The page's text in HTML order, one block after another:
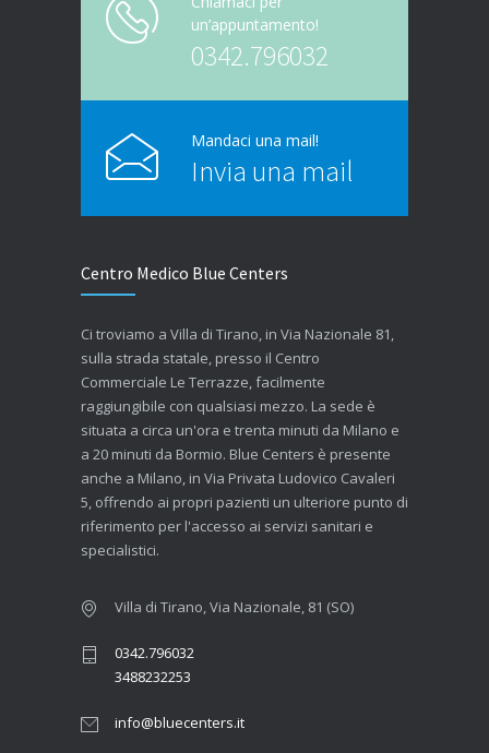
un’appuntamento!
0342.796032
Mandaci una mail!
Invia una mail
Centro Medico Blue Centers
Ci troviamo a Villa di Tirano, in Via Nazionale 81,
sulla strada statale, presso il Centro
Commerciale Le Terrazze, facilmente
raggiungibile con qualsiasi mezzo. La sede è
situata a circa un'ora e trenta minuti da Milano e
a 20 minuti da Bormio. Blue Centers è presente
anche a Milano, in Via Privata Ludovico Cavaleri
5, offrendo ai propri pazienti un ulteriore punto di
riferimento per l'accesso ai servizi sanitari e
specialistici.
Villa di Tirano, Via Nazionale, 81 (SO)
0342.796032
3488232253
info@bluecenters.it